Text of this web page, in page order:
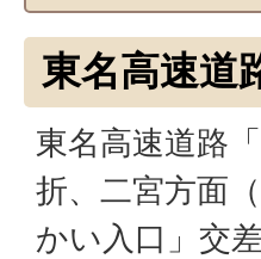
東名高速道
東名高速道路
折、二宮方面
かい入口」交